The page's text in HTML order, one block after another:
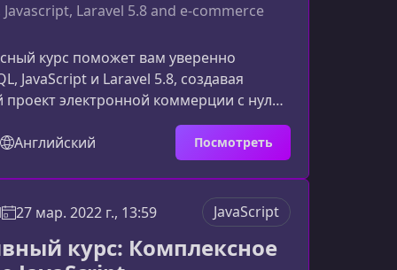
Laravel 5.8 and e-commerce
курс поможет вам уверенно
JavaScript и Laravel 5.8, создавая
электронной коммерции с нуля.
так, чтобы вы не просто изучили
но и научились применять
веб‑разработческом окружении.Что
логично разделено на две
изучение MySQL и создание
ecommerce‑приложения на Laravel 5.8 с
Английский Посмотреть
27 мар. 2022 г., 13:59 JavaScript
курс: Комплексное